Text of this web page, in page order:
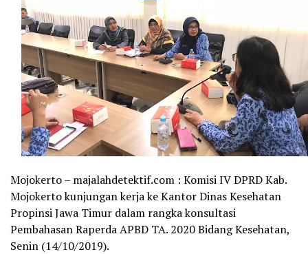
Mojokerto – majalahdetektif.com : Komisi IV DPRD Kab.
Mojokerto kunjungan kerja ke Kantor Dinas Kesehatan
Propinsi Jawa Timur dalam rangka konsultasi
Pembahasan Raperda APBD TA. 2020 Bidang Kesehatan,
Senin (14/10/2019).